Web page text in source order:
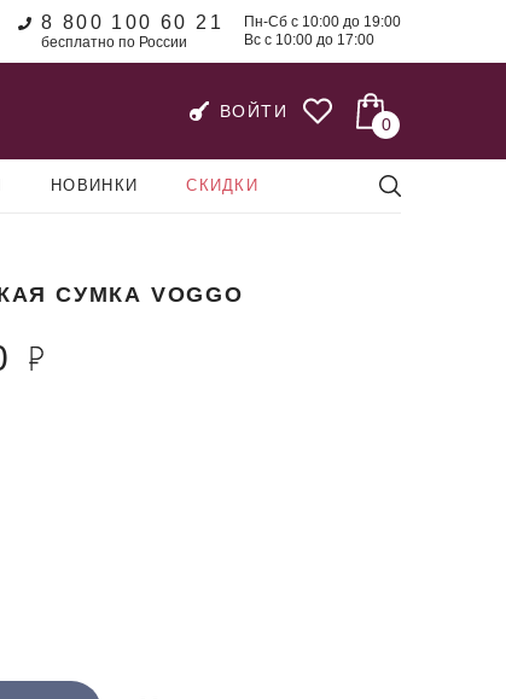
8 800 100 60 21
бесплатно по России
Пн-Сб с 10:00 до 19:00
Вс с 10:00 до 17:00
ВОЙТИ
0
НОВИНКИ СКИДКИ
СУМКА VOGGO